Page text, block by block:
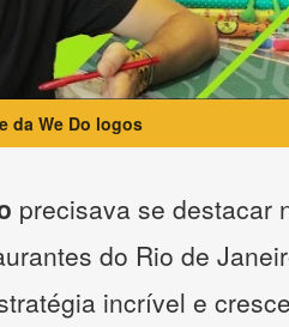
da We Do logos
precisava se destacar
do Rio de
incrível e